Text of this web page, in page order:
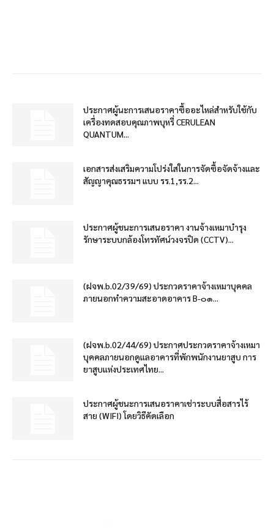
ประกาศผู้นะการเสนอราคาซื้ออะไหล่สำหรับใช้กับ
เครื่องทดสอบคุณภาพบุหรี่ CERULEAN
QUANTUM...
เอกสารส่งเสริมความโปร่งใสในการจัดซื้อจัดจ้างและ
สัญญาคุณธรรมฯ แบบ รร.1,รร.2...
ประกาศผู้ชนะการเสนอราคา งานจ้างเหมาบำรุง
รักษาระบบกล้องโทรทัศน์วงจรปิด (CCTV)...
(ฝจพ.b.02/39/69) ประกวดราคาจ้างเหมาบุคคล
ภายนอกทำความสะอาดอาคาร B-๐๑...
(ฝจพ.b.02/44/69) ประกาศประกวดราคาจ้างเหมา
บุคคลภายนอกดูแลอาคารที่พักพนักงานยาสูบ การ
ยาสูบแห่งประเทศไทย...
ประกาศผู้ชนะการเสนอราคาเช่าระบบสื่อสารไร้
สาย (WIFI) โดยวิธีคัดเลือก